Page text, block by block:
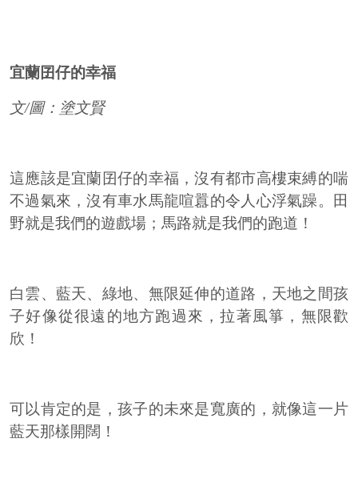
宜蘭囝仔的幸福
文/圖：塗文賢
這應該是宜蘭囝仔的幸福，沒有都市高樓束縛的喘
不過氣來，沒有車水馬龍喧囂的令人心浮氣躁。田
野就是我們的遊戲場；馬路就是我們的跑道！
白雲、藍天、綠地、無限延伸的道路，天地之間孩
子好像從很遠的地方跑過來，拉著風箏，無限歡
欣！
可以肯定的是，孩子的未來是寬廣的，就像這一片
藍天那樣開闊！